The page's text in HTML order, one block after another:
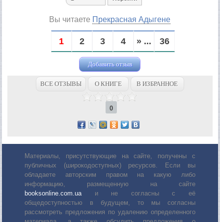
Вы читаете Прекрасная Адыгене
1 2 3 4 » ... 36
Добавить отзыв
ВСЕ ОТЗЫВЫ О КНИГЕ В ИЗБРАННОЕ
0
Материалы, присутствующие на сайте, получены с
публичных (широкодоступных) ресурсов. Если вы
обладаете авторским правом на какую либо
информацию, размещенную на сайте
booksonline.com.uaи не согласны с её
общедоступностью в будущем, то мы согласны
рассмотреть предложения по удалению определенного